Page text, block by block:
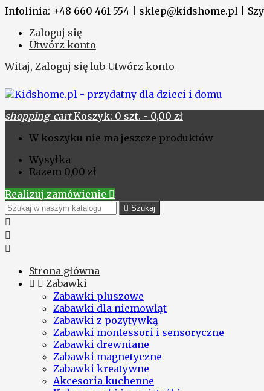
Infolinia: +48 660 461 554 | sklep@kidshome.pl |
Zaloguj się
Utwórz konto
Witaj, Zaloguj się lub Utwórz konto
shopping_cart Koszyk: 0 szt. - 0,00 zł
W koszyku nie ma jeszcze produktów
Wysyłka
Razem 0,00 zł
Realizuj zamówienie 
 Szukaj



Strona główna
  Zabawki
Zabawki pluszowe
Zabawki dla niemowląt
Zabawki z pozytywką
Zabawki montessori i sensoryczne
Zabawki drewniane
Zabawki magnetyczne
Zabawki kreatywne
Akcesoria kuchenne